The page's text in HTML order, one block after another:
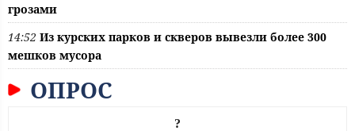
грозами
14:52 Из курских парков и скверов вывезли более 300
мешков мусора
ОПРОС
?